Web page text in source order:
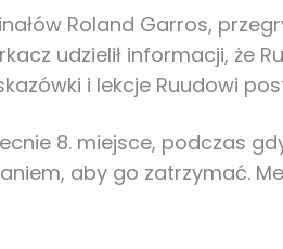
Roland Garros,
udzielił informacji, że
i lekcje Ruudowi
8. miejsce, podczas
aby go zatrzymać.